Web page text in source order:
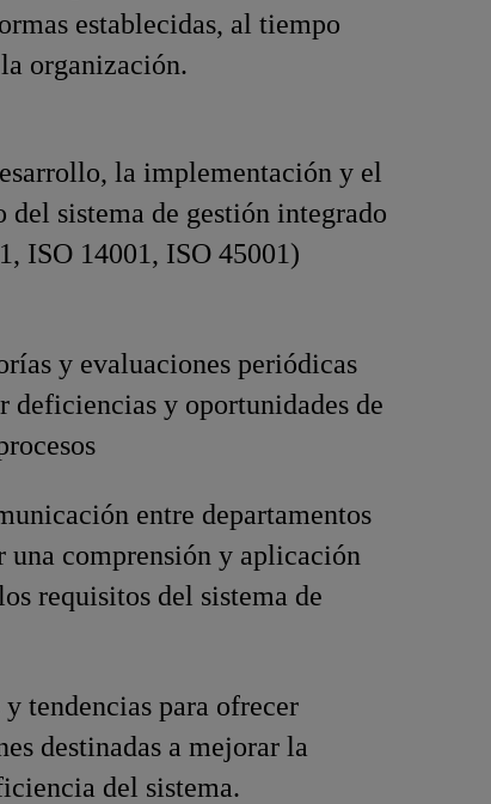
establecidas, al tiempo
organización.
la implementación y el
del sistema de gestión integrado
ISO 14001, ISO 45001)
y evaluaciones periódicas
deficiencias y oportunidades de
entre departamentos
una comprensión y aplicación
requisitos del sistema de
tendencias para ofrecer
destinadas a mejorar la
del sistema.